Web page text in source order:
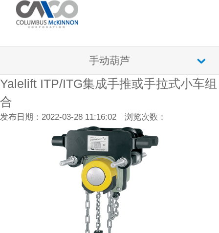
手动葫芦
Yalelift ITP/ITG集成手推或手拉式小车组
合
发布日期：2022-03-28 11:16:02 浏览次数：